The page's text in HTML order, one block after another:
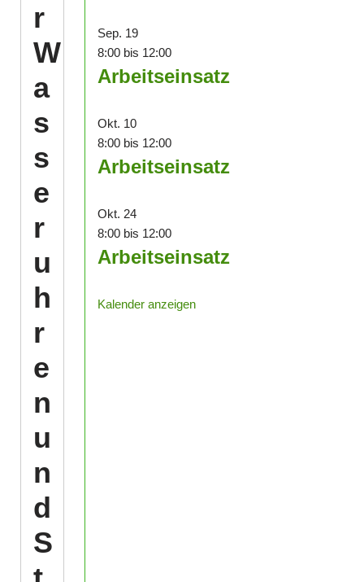
r
W
a
s
s
e
r
u
h
r
e
n
u
n
d
S
Sep. 19
8:00bis 12:00
Arbeitseinsatz
Okt. 10
8:00bis 12:00
Arbeitseinsatz
Okt. 24
8:00bis 12:00
Arbeitseinsatz
Kalender anzeigen